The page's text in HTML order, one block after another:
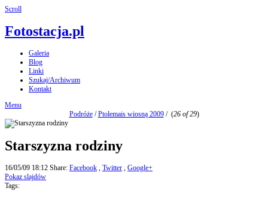
Scroll
Fotostacja.pl
Galeria
Blog
Linki
Szukaj/Archiwum
Kontakt
Menu
Podróże/Ptolemais wiosną 2009/ (26 of 29)
Starszyzna rodziny
16/05/09 18:12 Share: Facebook , Twitter , Google+
Pokaz slajdów
Tags: